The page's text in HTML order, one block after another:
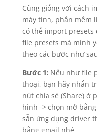
Cũng giống với cách
máy tính, phần mềm
có thể import presets
file presets mà mình
theo các bước như
Bước 1: Nếu như file
thoại, bạn hãy nhấn
nút chia sẻ (Share) ở
hình -> chọn mở
sẵn ứng dụng driver
bằng gmail nhé.